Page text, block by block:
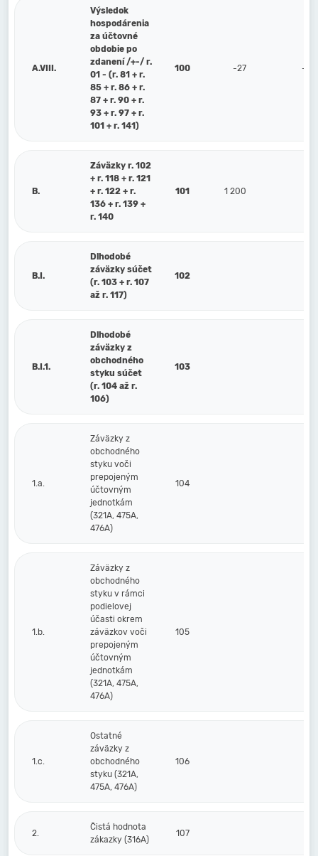
A.VIII.
Výsledok
hospodárenia
za účtovné
obdobie po
zdanení /+-/ r.
01 - (r. 81 + r.
85 + r. 86 + r.
87 + r. 90 + r.
93 + r. 97 + r.
101 + r. 141)
100 -27 -1
B.
Záväzky r. 102
+ r. 118 + r. 121
+ r. 122 + r.
136 + r. 139 +
r. 140
101 1 200
B.I.
Dlhodobé
záväzky súčet
(r. 103 + r. 107
až r. 117)
102
B.I.1.
Dlhodobé
záväzky z
obchodného
styku súčet
(r. 104 až r.
106)
103
1.a.
Záväzky z
obchodného
styku voči
prepojeným
účtovným
jednotkám
(321A, 475A,
476A)
104
1.b.
Záväzky z
obchodného
styku v rámci
podielovej
účasti okrem
záväzkov voči
prepojeným
účtovným
jednotkám
(321A, 475A,
476A)
105
1.c.
Ostatné
záväzky z
obchodného
styku (321A,
475A, 476A)
106
2.
Čistá hodnota
zákazky (316A)
107